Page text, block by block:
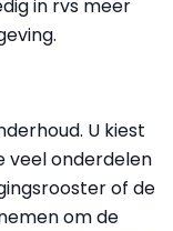
in rvs meer
U kiest
veel onderdelen
of de
om de